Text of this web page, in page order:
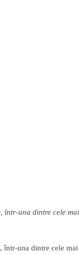
una dintre cele
una dintre cele